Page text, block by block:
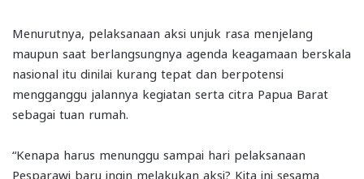
Menurutnya, pelaksanaan aksi unjuk rasa menjelang
maupun saat berlangsungnya agenda keagamaan berskala
nasional itu dinilai kurang tepat dan berpotensi
mengganggu jalannya kegiatan serta citra Papua Barat
sebagai tuan rumah.
“Kenapa harus menunggu sampai hari pelaksanaan
Pesparawi baru ingin melakukan aksi? Kita ini sesama